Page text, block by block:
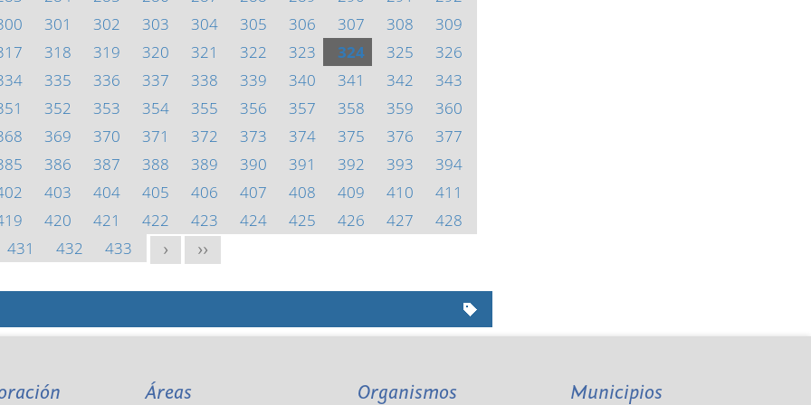
301 302 303 304 305 306 307 308
309
318 319 320 321 322 323 324 325
326
335 336 337 338 339 340 341 342
343
352 353 354 355 356 357 358 359
360
369 370 371 372 373 374 375 376
377
386 387 388 389 390 391 392 393
394
403 404 405 406 407 408 409 410
411
420 421 422 423 424 425 426 427
428
431
432 433 > >>
Áreas Organismos Municipios